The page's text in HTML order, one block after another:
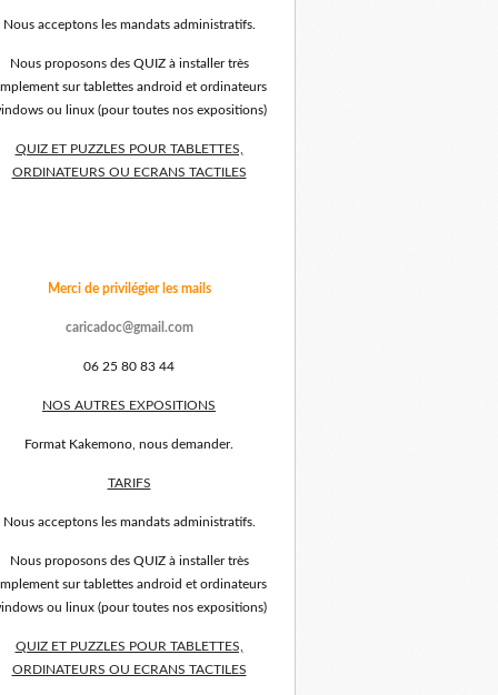
Nous acceptons les mandats administratifs.
Nous proposons des QUIZ à installer très
sur tablettes android et ordinateurs
ou linux (pour toutes nos expositions)
QUIZ ET PUZZLES POUR TABLETTES,
ORDINATEURS OU ECRANS TACTILES
Merci de privilégier les mails
caricadoc@gmail.com
06 25 80 83 44
NOS AUTRES EXPOSITIONS
Format Kakemono, nous demander.
TARIFS
Nous acceptons les mandats administratifs.
Nous proposons des QUIZ à installer très
sur tablettes android et ordinateurs
ou linux (pour toutes nos expositions)
QUIZ ET PUZZLES POUR TABLETTES,
ORDINATEURS OU ECRANS TACTILES